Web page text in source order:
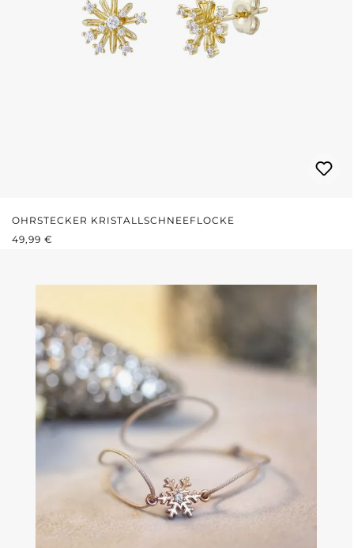
OHRSTECKER KRISTALLSCHNEEFLOCKE
REGULÄRER PREIS:
49,99 €